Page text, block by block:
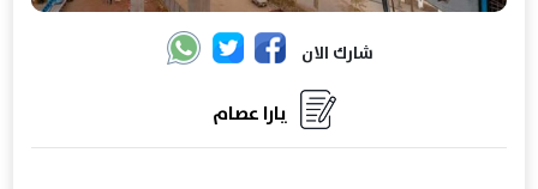
شارك الان
يارا عصام